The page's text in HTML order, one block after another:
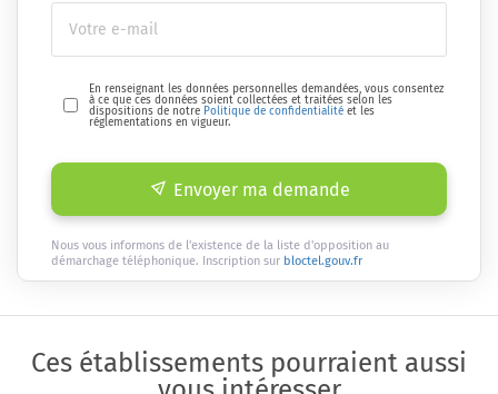
En renseignant les données personnelles demandées, vous consentez
à ce que ces données soient collectées et traitées selon les
dispositions de notre Politique de confidentialité et les
réglementations en vigueur.
Envoyer ma demande
Nous vous informons de l'existence de la liste d'opposition au
démarchage téléphonique. Inscription sur bloctel.gouv.fr
Ces établissements pourraient aussi